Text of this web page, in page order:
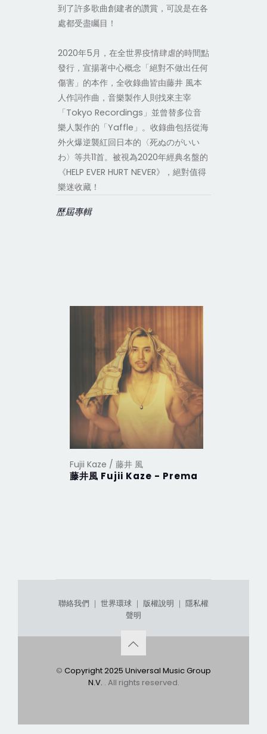
到了許多歌曲創建者的讚賞，可說是在各
處都受盡矚目！
2020年5月，在全世界疫情肆虐的時間點
發行，宣揚著中心概念「絕對不做出任何
傷害」的本作，全收錄曲皆由藤井 風本
人作詞作曲，音樂製作人則找來主宰
「Tokyo Recordings」並曾替多位音
樂人製作的「Yaffle」。收錄曲包括從海
外火爆逆襲紅回日本的〈死ぬのがいい
わ〉等共11首。被視為2020年經典名盤的
《HELP EVER HURT NEVER》，絕對值得
樂迷收藏！
歷屆專輯
Fujii Kaze / 藤井 風
藤井風 Fujii Kaze - Prema
聯絡我們 ｜ 世界環球 ｜ 版權說明 ｜ 隱私權
聲明
© Copyright 2025 Universal Music Group
N.V. . All rights reserved.